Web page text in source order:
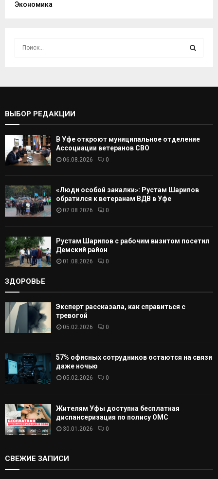
Экономика
С
А
ВЫБОР РЕДАКЦИИ
В Уфе откроют муниципальное отделение
Ассоциации ветеранов СВО
06.08.2026 0
«Люди особой закалки»: Рустам Шарипов
обратился к ветеранам ВДВ в Уфе
02.08.2026 0
Рустам Шарипов с рабочим визитом посетил
Демский район
01.08.2026 0
ЗДОРОВЬЕ
Эксперт рассказала, как справиться с
тревогой
05.02.2026 0
57% офисных сотрудников остаются на связи
даже ночью
05.02.2026 0
Жителям Уфы доступна бесплатная
диспансеризация по полису ОМС
30.01.2026 0
СВЕЖИЕ ЗАПИСИ